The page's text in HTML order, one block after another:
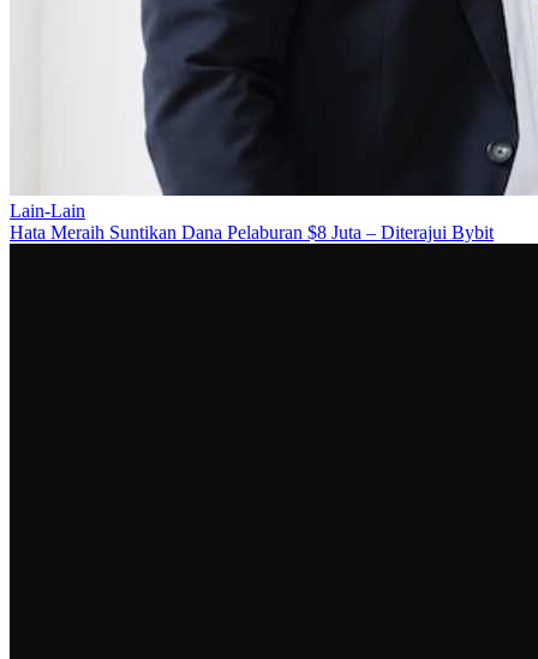
Lain-Lain
Hata Meraih Suntikan Dana Pelaburan $8 Juta – Diterajui Bybit